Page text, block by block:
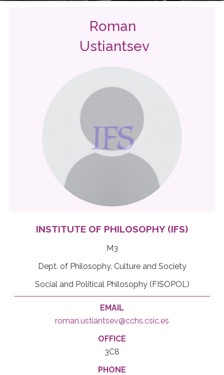
Roman
Ustiantsev
INSTITUTE OF PHILOSOPHY (IFS)
M3
Dept. of Philosophy, Culture and Society
Social and Political Philosophy (FISOPOL)
EMAIL
roman.ustiantsev@cchs.csic.es
OFFICE
3C8
PHONE